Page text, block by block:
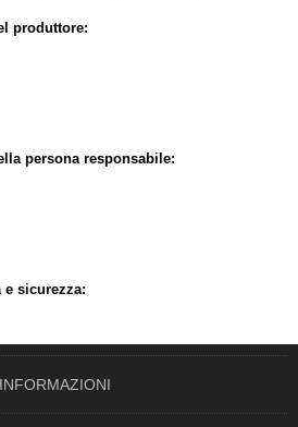
produttore:
persona responsabile:
e sicurezza:
INFORMAZIONI